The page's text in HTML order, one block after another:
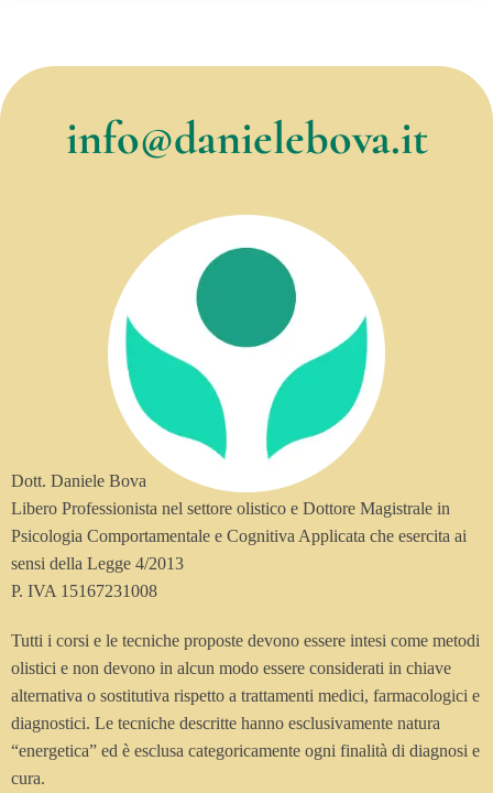
info@danielebova.it
Dott. Daniele Bova
Libero Professionista nel settore olistico e Dottore Magistrale in
Psicologia Comportamentale e Cognitiva Applicata che esercita ai
sensi della Legge 4/2013
P. IVA 15167231008
Tutti i corsi e le tecniche proposte devono essere intesi come metodi
olistici e non devono in alcun modo essere considerati in chiave
alternativa o sostitutiva rispetto a trattamenti medici, farmacologici e
diagnostici. Le tecniche descritte hanno esclusivamente natura
“energetica” ed è esclusa categoricamente ogni finalità di diagnosi e
cura.